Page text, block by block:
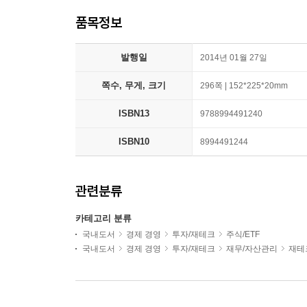
품목정보
발행일 2014년 01월 27일
쪽수, 무게, 크기 296쪽 | 152*225*20mm
ISBN13 9788994491240
ISBN10 8994491244
관련분류
카테고리 분류
국내도서 경제 경영 투자/재테크
주식/ETF
국내도서
경제 경영 투자/재테크 재무/자산관리 재테